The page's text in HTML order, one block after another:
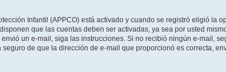
Infantil (APPCO) está activado y cuando se registró eligió la
que las cuentas deben ser activadas, ya sea por usted
un e-mail, siga las instrucciones. Si no recibió ningún e-mail,
de que la dirección de e-mail que proporcionó es correcta,